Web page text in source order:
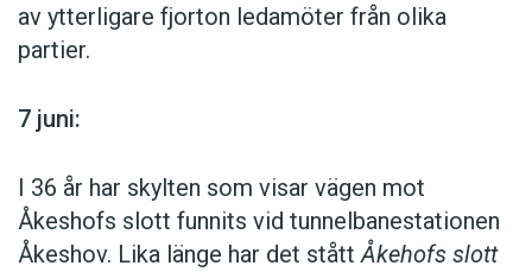
av ytterligare fjorton ledamöter från olika
partier.
7 juni:
I 36 år har skylten som visar vägen mot
Åkeshofs slott funnits vid tunnelbanestationen
Åkeshov. Lika länge har det ståttÅkehofs slott